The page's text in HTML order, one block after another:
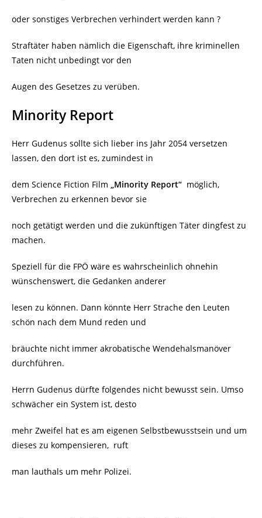
oder sonstiges Verbrechen verhindert werden kann ?
Straftäter haben nämlich die Eigenschaft, ihre kriminellen
Taten nicht unbedingt vor den
Augen des Gesetzes zu verüben.
Minority Report
Herr Gudenus sollte sich lieber ins Jahr 2054 versetzen
lassen, den dort ist es, zumindest in
dem Science Fiction Film „Minority Report“ möglich,
Verbrechen zu erkennen bevor sie
noch getätigt werden und die zukünftigen Täter dingfest zu
machen.
Speziell für die FPÖ wäre es wahrscheinlich ohnehin
wünschenswert, die Gedanken anderer
lesen zu können. Dann könnte Herr Strache den Leuten
schön nach dem Mund reden und
bräuchte nicht immer akrobatische Wendehalsmanöver
durchführen.
Herrn Gudenus dürfte folgendes nicht bewusst sein. Umso
schwächer ein System ist, desto
mehr Zweifel hat es am eigenen Selbstbewusstsein und um
dieses zu kompensieren, ruft
man lauthals um mehr Polizei.